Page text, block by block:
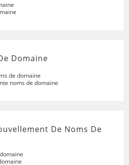
Domaine
de domaine
noms de domaine
De Noms De